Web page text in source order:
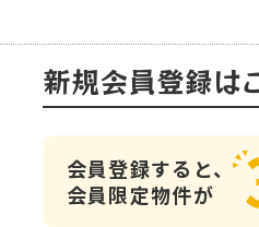
新規会員登録は
会員登録すると、
会員限定物件が